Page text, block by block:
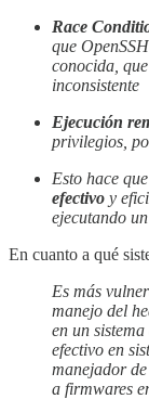
Race
que
conocida,
inconsistente
Ejecución
privilegios,
Esto hace
efectivo y
ejecutando
En cuanto a qué
Es más
manejo del
en un
efectivo en
manejador
a firmwares